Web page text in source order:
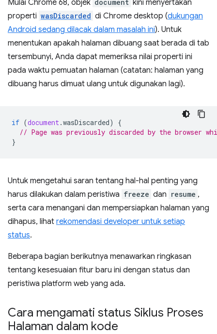
Mulai Chrome 68, objek document kini menyertakan
properti wasDiscarded di Chrome desktop (dukungan
Android sedang dilacak dalam masalah ini). Untuk
menentukan apakah halaman dibuang saat berada di tab
tersembunyi, Anda dapat memeriksa nilai properti ini
pada waktu pemuatan halaman (catatan: halaman yang
dibuang harus dimuat ulang untuk digunakan lagi).
if (document .wasDiscarded)
{
// Page was previously discarded by the browser
}
Untuk mengetahui saran tentang hal-hal penting yang
harus dilakukan dalam peristiwa freeze dan resume ,
serta cara menangani dan mempersiapkan halaman yang
dihapus, lihat rekomendasi developer untuk setiap
status.
Beberapa bagian berikutnya menawarkan ringkasan
tentang kesesuaian fitur baru ini dengan status dan
peristiwa platform web yang ada.
Cara mengamati status Siklus Proses
Halaman dalam kode